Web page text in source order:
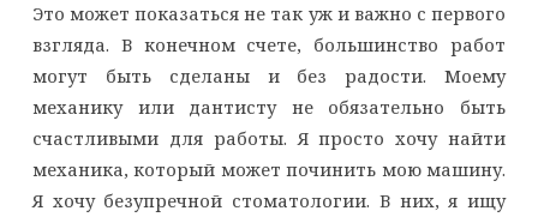
Это может показаться не так уж и важно с первого
взгляда. В конечном счете, большинство работ
могут быть сделаны и без радости. Моему
механику или дантисту не обязательно быть
счастливыми для работы. Я просто хочу найти
механика, который может починить мою машину.
Я хочу безупречной стоматологии. В них, я ищу